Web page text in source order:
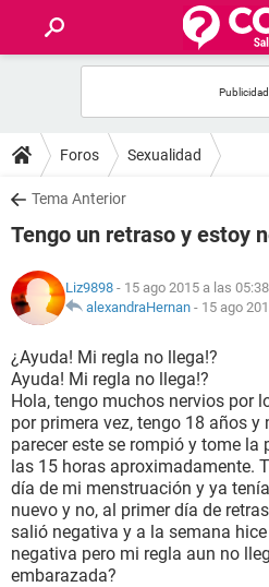
FOROS
SALUD
FAMILIA
NUTRICIÓN
BIENESTAR
SEXUALIDAD
GLOSARIO
Foros Sexualidad
Tema Anterior
Tengo un retraso y estoy
Liz9898 - 15 ago 2015 a las 05:38
alexandraHernan - 15 ago
¿Ayuda! Mi regla no llega!?
Ayuda! Mi regla no llega!?
Hola, tengo muchos nervios por
por primera vez, tengo 18 años
parecer este se rompió y tome
las 15 horas aproximadamente.
día de mi menstruación y ya
nuevo y no, al primer día de
salió negativa y a la semana
negativa pero mi regla aun no
embarazada?